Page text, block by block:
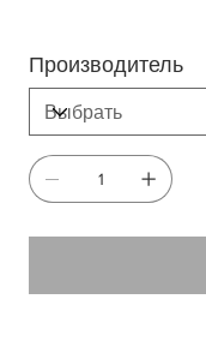
Производитель